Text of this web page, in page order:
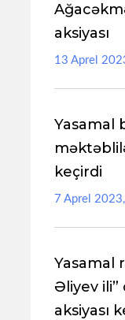
aksiyası
13 Aprel
Yasamal
keçirdi
7 Aprel
Yasamal
Əliyev ili”
aksiyası